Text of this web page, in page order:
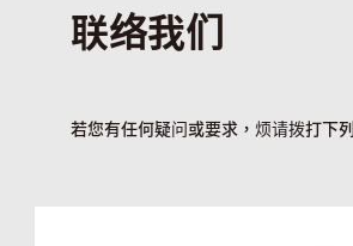
联络我们
若您有任何疑问或要求，烦请拨打下